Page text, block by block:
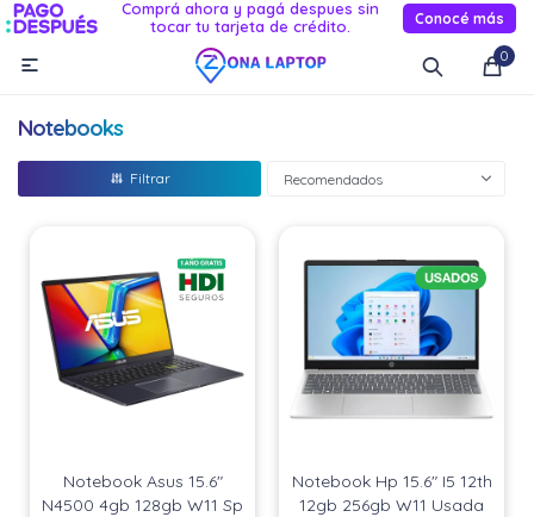
Comprá ahora y pagá despues sin
tocar tu tarjeta de crédito.
Conocé más
0

Notebooks
Recomendados
Notebook Asus 15.6"
N4500 4gb 128gb W11 Sp
Notebook Hp 15.6" I5 12th
12gb 256gb W11 Usada
MI CUENTA
Novedades
Informática
Audio Y TV
Relojes smart